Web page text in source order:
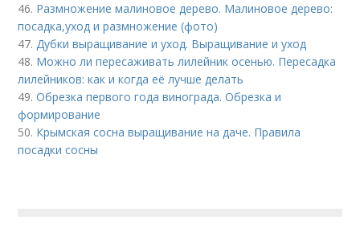
46. Размножение малиновое дерево. Малиновое дерево:
посадка,уход и размножение (фото)
47.Дубки выращивание и уход. Выращивание и уход
48. Можно ли пересаживать лилейник осенью. Пересадка
лилейников: как и когда её лучше делать
49.Обрезка первого года винограда. Обрезка и
формирование
50. Крымская сосна выращивание на даче. Правила
посадки сосны